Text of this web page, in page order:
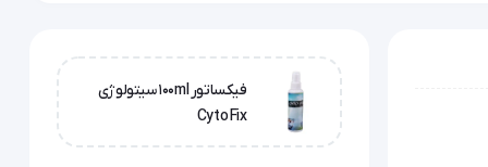
فیکساتور 100ml سیتولوژی
Cyto Fix